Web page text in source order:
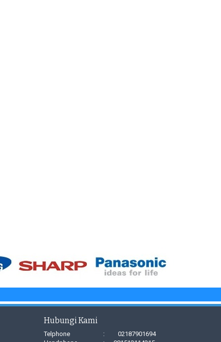
Hubungi Kami
Telphone :
02187901694